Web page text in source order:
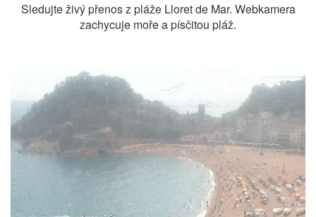
Sledujte živý přenos z pláže Lloret de Mar. Webkamera
zachycuje moře a písčitou pláž.